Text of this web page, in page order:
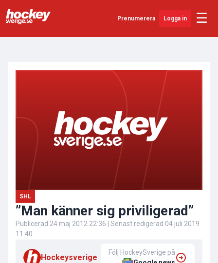
Prenumerera Logga in ☰
SHL
”Man känner sig priviligerad”
Publicerad 24 maj 2012 22:36 | Senast redigerad 04 juli 2019
11:40
Hockeysverige
Följ HockeySverige på